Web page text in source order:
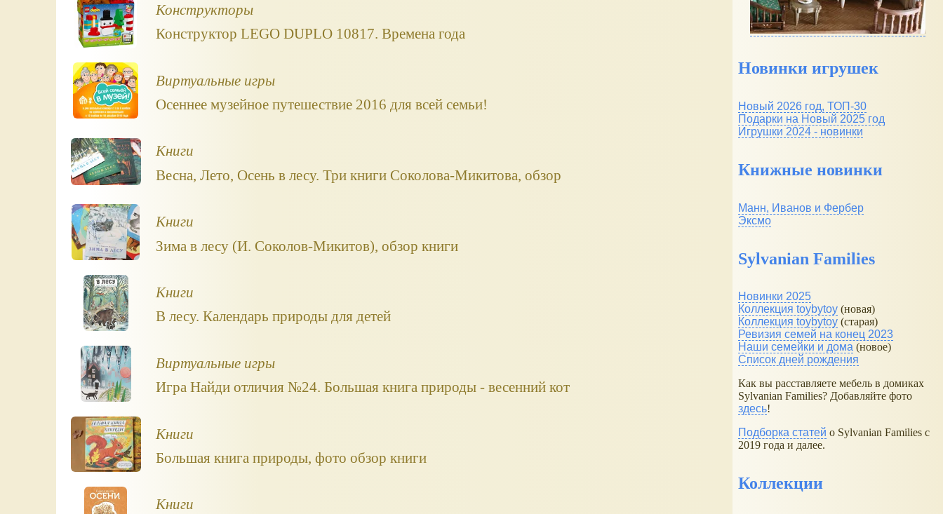
Конструкторы
Конструктор LEGO DUPLO 10817. Времена года
Виртуальные игры
Осеннее музейное путешествие 2016 для всей семьи!
Книги
Весна, Лето, Осень в лесу. Три книги Соколова-Микитова, обзор
Книги
Зима в лесу (И. Соколов-Микитов), обзор книги
Книги
В лесу. Календарь природы для детей
Виртуальные игры
Игра Найди отличия №24. Большая книга природы - весенний кот
Книги
Большая книга природы, фото обзор книги
Книги
Новинки игрушек
Новый 2026 год, ТОП-30
Подарки на Новый 2025 год
Игрушки 2024 - новинки
Книжные новинки
Манн, Иванов и Фербер
Эксмо
Sylvanian Families
Новинки 2025
Коллекция toybytoy (новая)
Коллекция toybytoy (старая)
Ревизия семей на конец 2023
Наши семейки и дома (новое)
Список дней рождения
Как вы расставляете мебель в домиках
Sylvanian Families? Добавляйте фото
здесь!
Подборка статей о Sylvanian Families с
2019 года и далее.
Коллекции